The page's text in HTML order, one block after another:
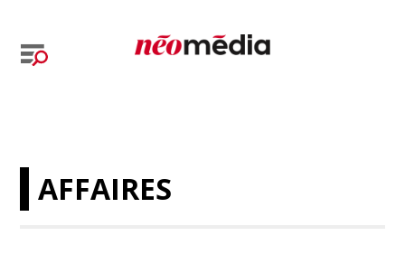
AFFAIRES